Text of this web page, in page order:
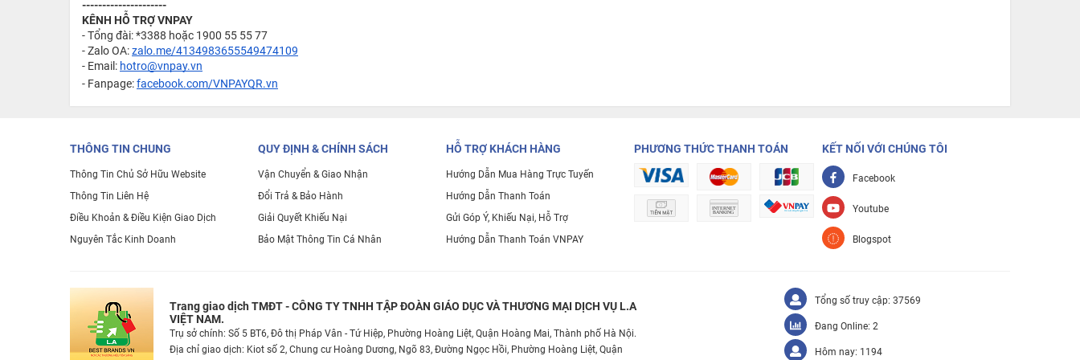
---------------------
KÊNH HỖ TRỢ VNPAY
- Tổng đài: *3388 hoặc 1900 55 55 77
- Zalo OA:zalo.me/4134983655549474109
- Email: hotro@vnpay.vn
- Fanpage:facebook.com/VNPAYQR.vn
THÔNG TIN CHUNG
Thông Tin Chủ Sở Hữu Website
Thông Tin Liên Hệ
Điều Khoản & Điều Kiện Giao Dịch
Nguyên Tắc Kinh Doanh
QUY ĐỊNH & CHÍNH SÁCH
Vận Chuyển & Giao Nhận
Đổi Trả & Bảo Hành
Giải Quyết Khiếu Nại
Bảo Mật Thông Tin Cá Nhân
HỖ TRỢ KHÁCH HÀNG
Hướng Dẫn Mua Hàng Trực Tuyến
Hướng Dẫn Thanh Toán
Gửi Góp Ý, Khiếu Nại, Hỗ Trợ
Hướng Dẫn Thanh Toán VNPAY
PHƯƠNG THỨC THANH TOÁN KẾT NỐI VỚI CHÚNG TÔI
Facebook
Youtube
Blogspot
Trang giao dịch TMĐT - CÔNG TY TNHH TẬP ĐOÀN GIÁO DỤC VÀ THƯƠNG MẠI DỊCH VỤ L.A
VIỆT NAM.
Trụ sở chính: Số 5 BT6, Đô thị Pháp Vân - Tứ Hiệp, Phường Hoàng Liệt, Quận Hoàng Mai, Thành phố Hà Nội.
Địa chỉ giao dịch: Kiot số 2, Chung cư Hoàng Dương, Ngõ 83, Đường Ngọc Hồi, Phường Hoàng Liệt, Quận
Tổng số truy cập: 37569
Đang Online: 2
Hôm nay: 1194